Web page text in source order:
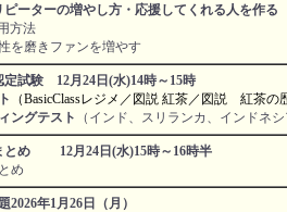
ーターの増やし方・応援してくれる人を作る
方法
を磨きファンを増やす
試験 12月24日(水)14時～15時
（BasicClassレジメ／図説 紅茶／図説 紅茶の
ングテスト
（インド、スリランカ、インドネ
め 12月24日(水)15時～16時半
め
2026年1月26日（月）